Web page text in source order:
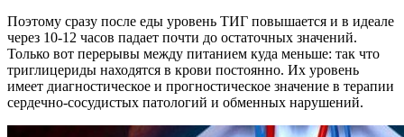
Поэтому сразу после еды уровень ТИГ повышается и в идеале
через 10-12 часов падает почти до остаточных значений.
Только вот перерывы между питанием куда меньше: так что
триглицериды находятся в крови постоянно. Их уровень
имеет диагностическое и прогностическое значение в терапии
сердечно-сосудистых патологий и обменных нарушений.